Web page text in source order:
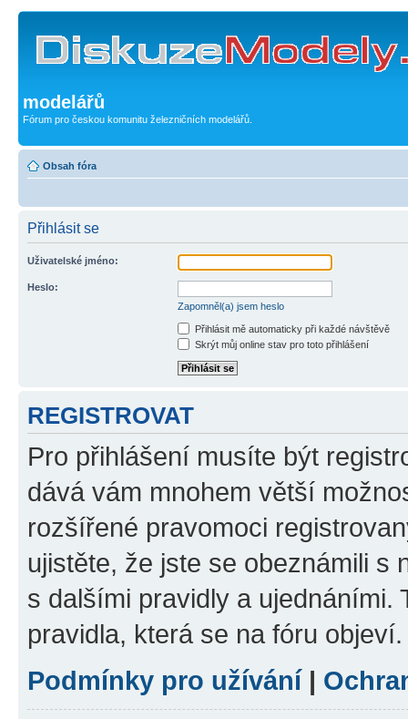
modelářů
Fórum pro českou komunitu železničních modelářů.
Obsah fóra
Přihlásit se
Uživatelské jméno:
Heslo:
Zapomněl(a) jsem heslo
Přihlásit mě automaticky při každé návštěvě
Skrýt můj online stav pro toto přihlášení
REGISTROVAT
Pro přihlášení musíte být
dává vám mnohem větší
rozšířené pravomoci
ujistěte, že jste se obeznámili s
s dalšími pravidly a ujednáními.
pravidla, která se na fóru objeví.
Podmínky pro užívání |